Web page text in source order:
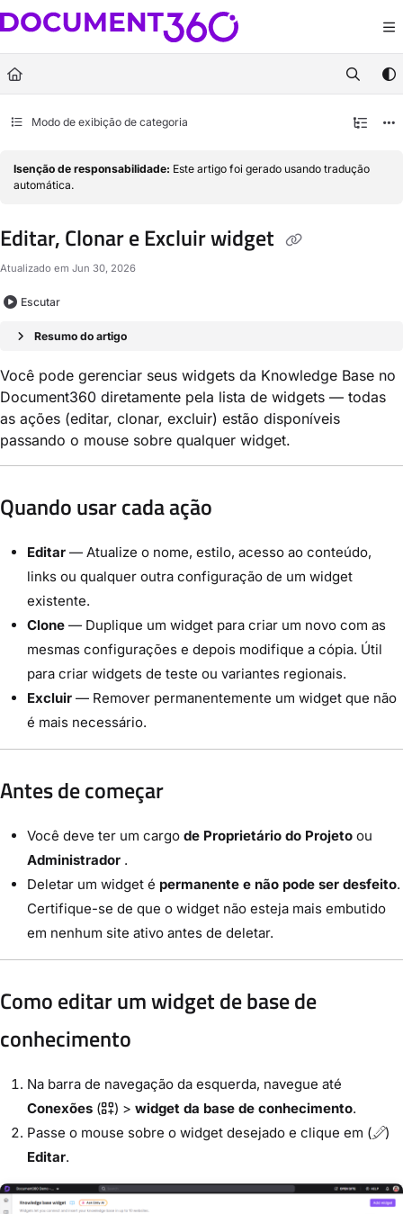
Documentation Index
Fetch the complete documentation index at:https://docs.document360.com/
Use this file to discover all available pages before exploring further.
Modo de exibição de categoria
Isenção de responsabilidade: Este artigo foi gerado usando tradução
automática.
Editar, Clonar e Excluir widget
Atualizado em Jun 30, 2026
Escutar
Resumo do artigo
Você pode gerenciar seus widgets da Knowledge Base no
Document360 diretamente pela lista de widgets — todas
as ações (editar, clonar, excluir) estão disponíveis
passando o mouse sobre qualquer widget.
Quando usar cada ação
Editar — Atualize o nome, estilo, acesso ao conteúdo,
links ou qualquer outra configuração de um widget
existente.
Clone — Duplique um widget para criar um novo com as
mesmas configurações e depois modifique a cópia. Útil
para criar widgets de teste ou variantes regionais.
Excluir — Remover permanentemente um widget que não
é mais necessário.
Antes de começar
Você deve ter um cargo de Proprietário do Projeto ou
Administrador .
Deletar um widget é permanente e não pode ser desfeito.
Certifique-se de que o widget não esteja mais embutido
em nenhum site ativo antes de deletar.
Como editar um widget de base de
conhecimento
Na barra de navegação da esquerda, navegue até
Conexões ( ) > widget da base de conhecimento.
Passe o mouse sobre o widget desejado e clique em (
)
Editar.